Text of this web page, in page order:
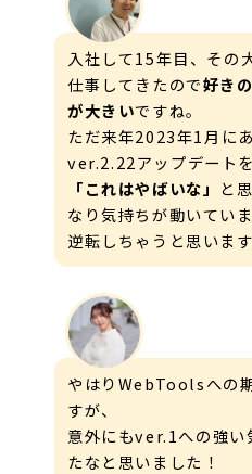
入社して15年目、その
仕事してきたので好き
が大きいですね。
ただ来年2023年1月に
ver.2.22アップデート
「これはやばいな」
と
なり気持ちが動いてい
逆転しちゃうと思います
やはりWebToolsへの
すが、
意外にもver.1への強い
たなと思いました！